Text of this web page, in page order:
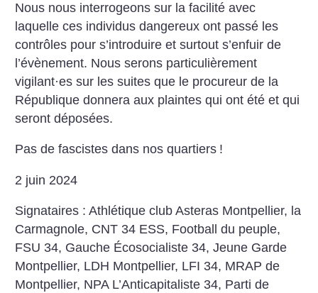
Nous nous interrogeons sur la facilité avec
laquelle ces individus dangereux ont passé les
contrôles pour s’introduire et surtout s’enfuir de
l’évènement. Nous serons particulièrement
vigilant·es sur les suites que le procureur de la
République donnera aux plaintes qui ont été et qui
seront déposées.
Pas de fascistes dans nos quartiers !
2 juin 2024
Signataires : Athlétique club Asteras Montpellier, la
Carmagnole, CNT 34 ESS, Football du peuple,
FSU 34, Gauche Écosocialiste 34, Jeune Garde
Montpellier, LDH Montpellier, LFI 34, MRAP de
Montpellier, NPA L’Anticapitaliste 34, Parti de